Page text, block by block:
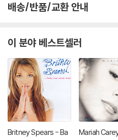
배송/반품/교환 안내
이 분야 베스트셀러
Britney Spears - Ba
Mariah